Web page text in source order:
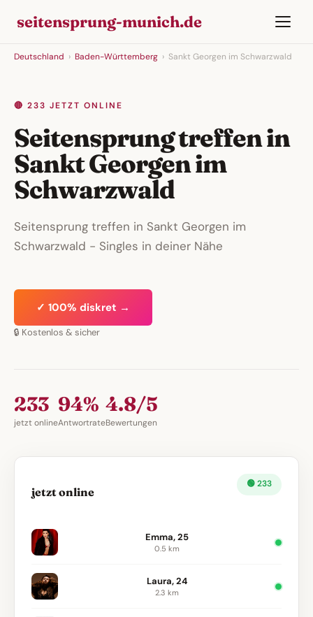
seitensprung-munich.de
Deutschland › Baden-Württemberg › Sankt Georgen im Schwarzwald
🔴 233 JETZT ONLINE
Seitensprung treffen in
Sankt Georgen im
Schwarzwald
Seitensprung treffen in Sankt Georgen im
Schwarzwald - Singles in deiner Nähe
✓ 100% diskret →
🔒 Kostenlos & sicher
233
jetzt online
94%
Antwortrate
4.8/5
Bewertungen
jetzt online
🟢 233
Emma, 25
0.5 km
Laura, 24
2.3 km